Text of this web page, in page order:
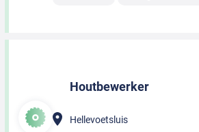
Houtbewerker
Hellevoetsluis